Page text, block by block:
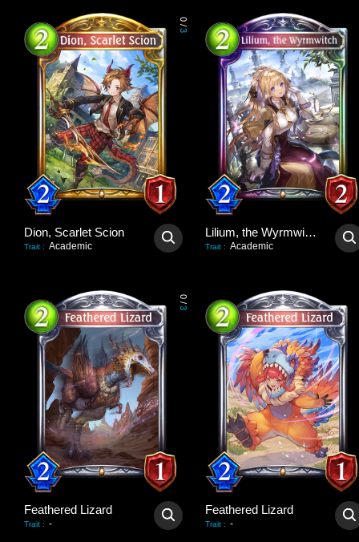
0
/
3
Dion, Scarlet Scion
Trait : Academic
Lilium, the Wyrmwitch
Trait : Academic
0
/
3
Feathered Lizard
Trait : -
Feathered Lizard
Trait : -